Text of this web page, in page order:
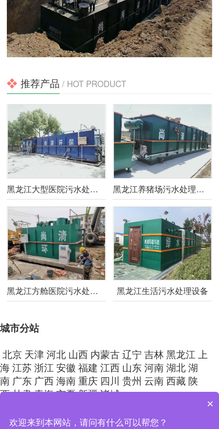
推荐产品 / HOT PRODUCT
黑龙江大型医院污水处理设备 黑龙江养猪场污水处理设备
黑龙江方舱医院污水处理设备 黑龙江生活污水处理设备
城市分站
北京 天津河北 山西 内蒙古辽宁 吉林黑龙江 上
海江苏浙江 安徽 福建 江西 山东河南湖北湖
南 广东 广西海南重庆 四川 贵州 云南西藏 陕
西甘肃青海宁夏新疆诸城
Copyright © 2024 山东尚清环保科技有限公司 All Rights
×
欢迎来到本网站，请问有什么可以帮您？